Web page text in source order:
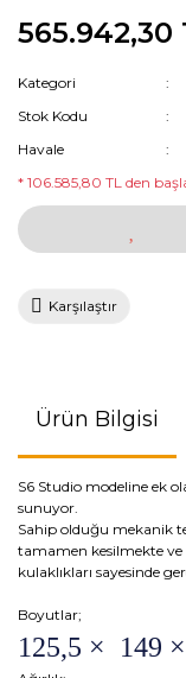
565.942,30
Kategori
Stok Kodu
Havale
* 106.585,80 TL den
Karşılaştır
Ürün Bilgisi
S6 Studio modeline ek
sunuyor.
Sahip olduğu mekanik
tamamen kesilmekte ve
kulaklıkları sayesinde
Boyutlar;
125,5 × 149